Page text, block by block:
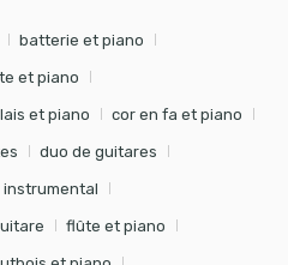
batterie et piano
et piano
et piano cor en fa et piano
duo de guitares
instrumental
flûte et piano